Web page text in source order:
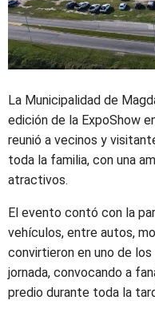
La Municipalidad de
edición de la ExpoShow
reunió a vecinos y
toda la familia, con una
atractivos.
El evento contó con la
vehículos, entre autos,
convirtieron en uno de
jornada, convocando a
predio durante toda la